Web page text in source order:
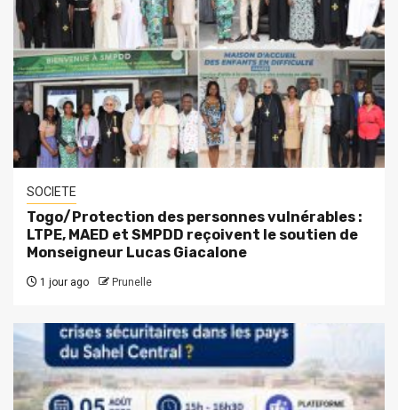
SOCIETE
Togo/Protection des personnes vulnérables :
LTPE, MAED et SMPDD reçoivent le soutien de
Monseigneur Lucas Giacalone
1 jour ago Prunelle